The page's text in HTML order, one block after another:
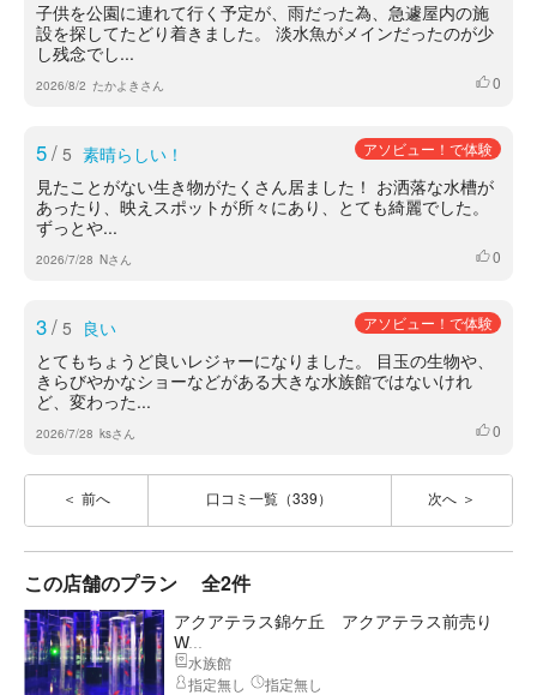
子供を公園に連れて行く予定が、雨だった為、急遽屋内の施
設を探してたどり着きました。 淡水魚がメインだったのが少
し残念でし...
2026/8/2 たかよきさん いいね
0
5/ 5 素晴らしい！ アソビュー！で体験
見たことがない生き物がたくさん居ました！ お洒落な水槽が
あったり、映えスポットが所々にあり、とても綺麗でした。
ずっとや...
2026/7/28 Nさん いいね
0
3/ 5 良い アソビュー！で体験
とてもちょうど良いレジャーになりました。 目玉の生物や、
きらびやかなショーなどがある大きな水族館ではないけれ
ど、変わった...
2026/7/28 ksさん いいね
0
前へ 口コミ一覧（339） 次へ
この店舗のプラン 全2件
アクアテラス錦ケ丘 アクアテラス前売り
W...
水族館
指定無し
指定無し